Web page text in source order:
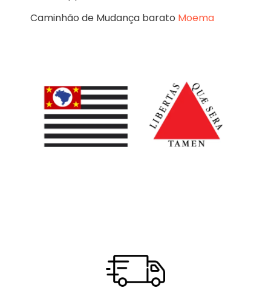
Caminhão de Mudança barato Moema